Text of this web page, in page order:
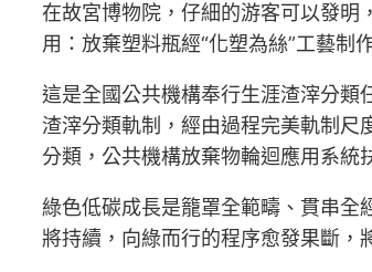
在故宮博物院，仔細的游客可以發明
用：放棄塑料瓶經“化塑為絲”工藝
這是全國公共機構奉行生涯渣滓分類
渣滓分類軌制，經由過程完美軌制
分類，公共機構放棄物輪迴應用系統
綠色低碳成長是籠罩全範疇、貫串全
將持續，向綠而行的程序愈發果斷，